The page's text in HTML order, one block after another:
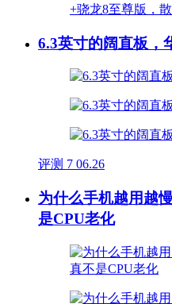
6.3英寸的阔直板，
评测 7 06.26
为什么手机越用越
是CPU老化